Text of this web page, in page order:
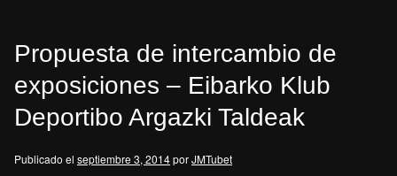
Propuesta de intercambio de
exposiciones – Eibarko Klub
Deportibo Argazki Taldeak
Publicado el septiembre 3, 2014porJMTubet